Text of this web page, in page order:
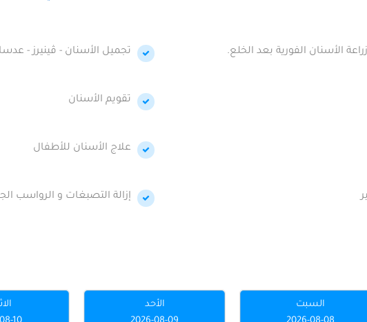
الأسنان الفورية بعد الخلع. تجميل الأسنان - ڤينيرز -
تقويم الأسنان
علاج الأسنان للأطفال
إزالة التصبغات و الرواسب
السبت
الأحد